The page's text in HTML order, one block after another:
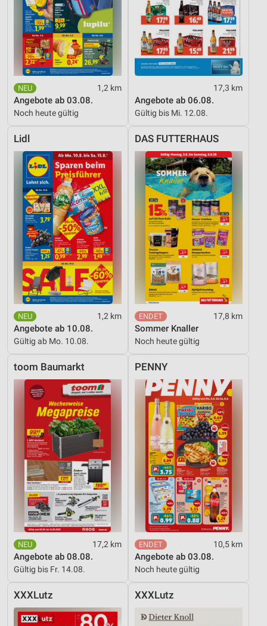
1,2 km
Angebote ab 03.08.
Noch heute gültig
17,3 km
Angebote ab 06.08.
Gültig bis Mi. 12.08.
Lidl
1,2 km
Angebote ab 10.08.
Gültig ab Mo. 10.08.
DAS FUTTERHAUS
17,8 km
Sommer Knaller
Noch heute gültig
toom Baumarkt
17,2 km
Angebote ab 08.08.
Gültig bis Fr. 14.08.
PENNY
10,5 km
Angebote ab 03.08.
Noch heute gültig
XXXLutz XXXLutz